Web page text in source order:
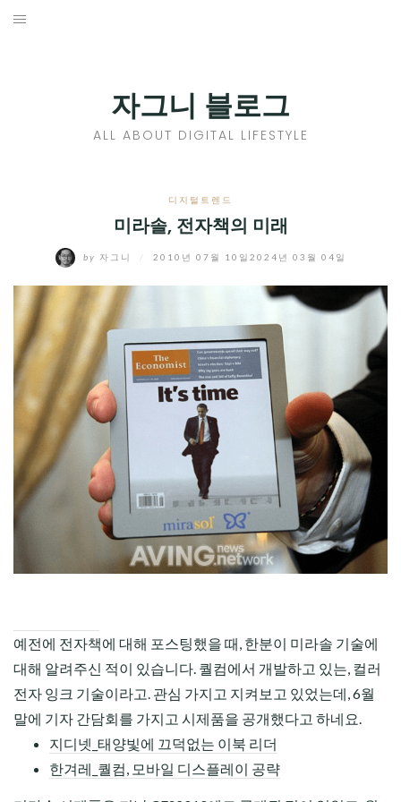
Skip
자그니 블로그
ALL ABOUT DIGITAL LIFESTYLE
디지털트렌드
미라솔, 전자책의 미래
by 자그니 2010년 07월 10일 2024년 03월 04일
예전에 전자책에 대해 포스팅했을 때, 한분이 미라솔 기술에
대해 알려주신 적이 있습니다. 퀄컴에서 개발하고 있는, 컬러
전자 잉크 기술이라고. 관심 가지고 지켜보고 있었는데, 6월
말에 기자 간담회를 가지고 시제품을 공개했다고 하네요.
지디넷_태양빛에 끄덕없는 이북 리더
한겨레_퀄컴, 모바일 디스플레이 공략
CHILD
MENU
디지털라이프
CHILD
MENU
신제품
EXPAND
CHILD
MENU
제품리뷰
EXPAND
CHILD
MENU